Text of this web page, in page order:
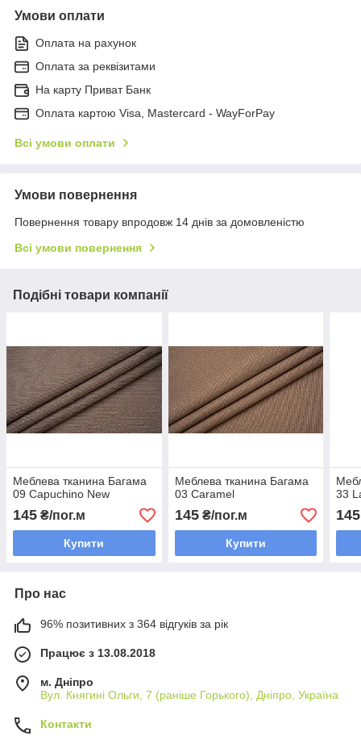
Умови оплати
Оплата на рахунок
Оплата за реквізитами
На карту Приват Банк
Оплата картою Visa, Mastercard - WayForPay
Всі умови оплати
Умови повернення
Повернення товару впродовж 14 днів за домовленістю
Всі умови повернення
Подібні товари компанії
Меблева тканина Багама
09 Capuchino New
145 ₴/пог.м
Купити
Меблева тканина Багама
03 Caramel
145₴/пог.м
Купити
33
145
Про нас
96% позитивних з 364 відгуків за рік
Працює з 13.08.2018
м. Дніпро
Вул. Княгині Ольги, 7 (раніше Горького), Дніпро, Україна
Контакти